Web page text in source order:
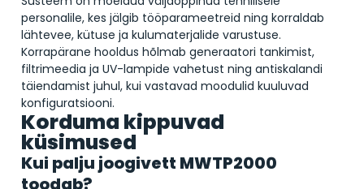
personalile, kes jälgib tööparameetreid ning korraldab
lähtevee, kütuse ja kulumaterjalide varustuse.
Korrapärane hooldus hõlmab generaatori tankimist,
filtrimeedia ja UV-lampide vahetust ning antiskalandi
täiendamist juhul, kui vastavad moodulid kuuluvad
konfiguratsiooni.
Korduma kippuvad
küsimused
Kui palju joogivett MWTP2000
toodab?